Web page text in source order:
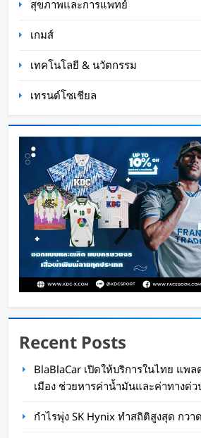
เปลี่ยนแฟนคลับให้เป็นผู้สร้างคอ
Oat Content 16 ชั่วโมง ago
ทีมนักศึกษาจากเนเธอร์แลนด์เปิด
รถพยาบาลพลังงานแสงอาทิตย์คั
สุขภาพและการแพทย์
เกมส์
เทคโนโลยี & นวัตกรรม
เทรนด์โซเชียล
Recent Posts
BlaBlaCar เปิดให้บริการในไทย แพ
เมือง ช่วยหารค่าน้ำมันและค่าทางด่ว
กำไรพุ่ง SK Hynix ทำสถิติสูงสุด กว